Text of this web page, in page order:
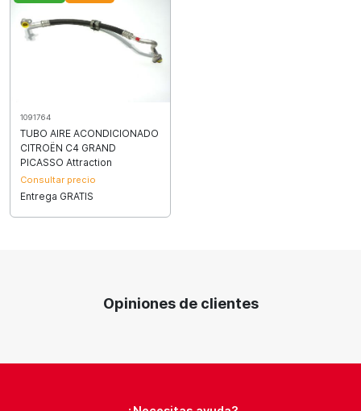
1091764
TUBO AIRE ACONDICIONADO
CITROËN C4 GRAND
PICASSO Attraction
Consultar precio
Entrega GRATIS
Opiniones de clientes